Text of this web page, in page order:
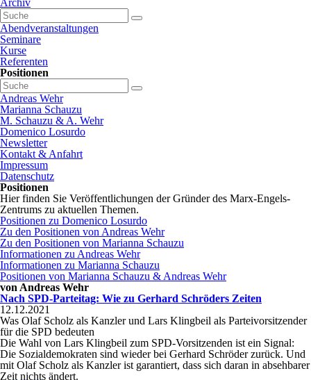
Archiv
Abendveranstaltungen
Seminare
Kurse
Referenten
Positionen
Andreas Wehr
Marianna Schauzu
M. Schauzu & A. Wehr
Domenico Losurdo
Newsletter
Kontakt & Anfahrt
Impressum
Datenschutz
Positionen
Hier finden Sie Veröffentlichungen der Gründer des Marx-Engels-
Zentrums zu aktuellen Themen.
Positionen zu Domenico Losurdo
Zu den Positionen von Andreas Wehr
Zu den Positionen von Marianna Schauzu
Informationen zu Andreas Wehr
Informationen zu Marianna Schauzu
Positionen von Marianna Schauzu & Andreas Wehr
von Andreas Wehr
Nach SPD-Parteitag: Wie zu Gerhard Schröders Zeiten
12.12.2021
Was Olaf Scholz als Kanzler und Lars Klingbeil als Parteivorsitzender
für die SPD bedeuten
Die Wahl von Lars Klingbeil zum SPD-Vorsitzenden ist ein Signal:
Die Sozialdemokraten sind wieder bei Gerhard Schröder zurück. Und
mit Olaf Scholz als Kanzler ist garantiert, dass sich daran in absehbarer
Zeit nichts ändert.